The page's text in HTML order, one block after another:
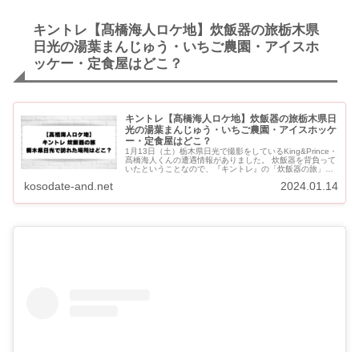
キントレ【髙橋海人ロケ地】炊飯器の旅栃木県
日光の湯葉まんじゅう・いちご農園・アイスホ
ッケー・定食屋はどこ？
キントレ【髙橋海人ロケ地】炊飯器の旅栃木県日
光の湯葉まんじゅう・いちご農園・アイスホッケ
ー・定食屋はどこ？
1月13日（土）栃木県日光で撮影をしているKing&Prince・
髙橋海人くんの遭遇情報がありました。 炊飯器を背負って
いたということなので、『キントレ』の「炊飯器の旅」の
kosodate-and.net 2024.01.14